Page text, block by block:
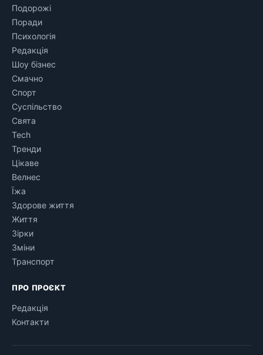
Подорожі
Поради
Психологія
Редакція
Шоу бізнес
Смачно
Спорт
Суспільство
Свята
Tech
Тренди
Цікаве
Велнес
Їжа
Здорове життя
Життя
Зірки
Зміни
Транспорт
ПРО ПРОЄКТ
Редакція
Контакти